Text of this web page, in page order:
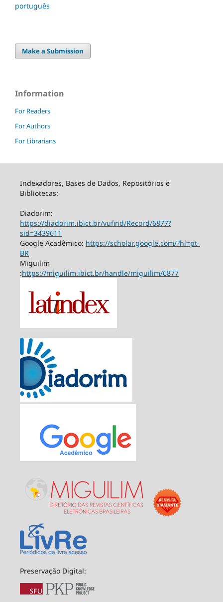
português
Make a Submission
Information
For Readers
For Authors
For Librarians
Indexadores, Bases de Dados, Repositórios e
Bibliotecas:
Diadorim:
https://diadorim.ibict.br/vufind/Record/6877?
sid=3439611
Google Acadêmico: https://scholar.google.com/?hl=pt-
BR
Miguilim
:https://miguilim.ibict.br/handle/miguilim/6877
Preservação Digital: